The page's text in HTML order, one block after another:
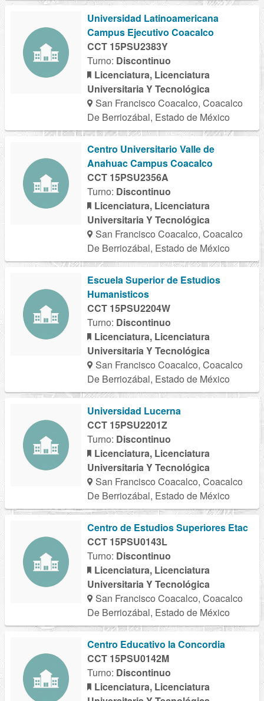
Universidad Latinoamericana
Campus Ejecutivo Coacalco
CCT 15PSU2383Y
Turno: Discontinuo
Licenciatura, Licenciatura
Universitaria Y Tecnológica
San Francisco Coacalco, Coacalco
De Berriozábal, Estado de México
Centro Universitario Valle de
Anahuac Campus Coacalco
CCT 15PSU2356A
Turno: Discontinuo
Licenciatura, Licenciatura
Universitaria Y Tecnológica
San Francisco Coacalco, Coacalco
De Berriozábal, Estado de México
Escuela Superior de Estudios
Humanisticos
CCT 15PSU2204W
Turno: Discontinuo
Licenciatura, Licenciatura
Universitaria Y Tecnológica
San Francisco Coacalco, Coacalco
De Berriozábal, Estado de México
Universidad Lucerna
CCT 15PSU2201Z
Turno: Discontinuo
Licenciatura, Licenciatura
Universitaria Y Tecnológica
San Francisco Coacalco, Coacalco
De Berriozábal, Estado de México
Centro de Estudios Superiores Etac
CCT 15PSU0143L
Turno: Discontinuo
Licenciatura, Licenciatura
Universitaria Y Tecnológica
San Francisco Coacalco, Coacalco
De Berriozábal, Estado de México
Centro Educativo la Concordia
CCT 15PSU0142M
Turno: Discontinuo
Licenciatura, Licenciatura